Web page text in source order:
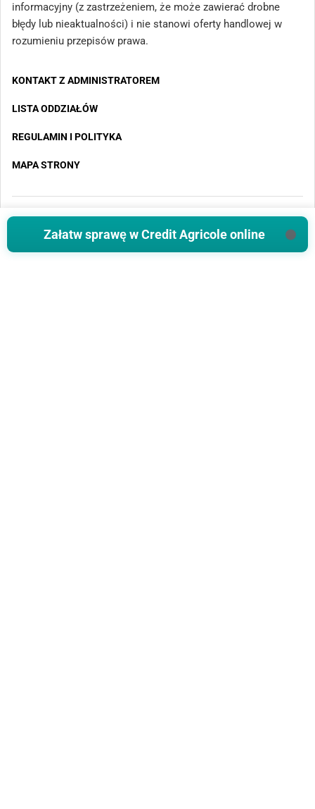
informacyjny (z zastrzeżeniem, że może zawierać drobne
błędy lub nieaktualności) i nie stanowi oferty handlowej w
rozumieniu przepisów prawa.
KONTAKT Z ADMINISTRATOREM
LISTA ODDZIAŁÓW
REGULAMIN I POLITYKA
MAPA STRONY
Copyright 2025 - Wszystkie prawa zastrzeżone
Załatw sprawę w Credit Agricole online